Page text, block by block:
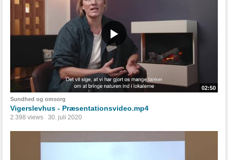
02:50
Sundhed og omsorg
Vigerslevhus - Præsentationsvideo.mp4
2.398 views 30. juli 2020